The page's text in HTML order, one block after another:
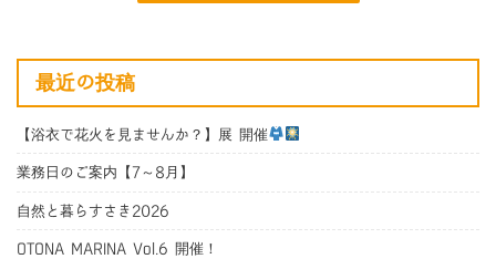
最近の投稿
【浴衣で花火を見ませんか？】展 開催
業務日のご案内【7～8月】
自然と暮らすさき2026
OTONA MARINA Vol.6 開催！